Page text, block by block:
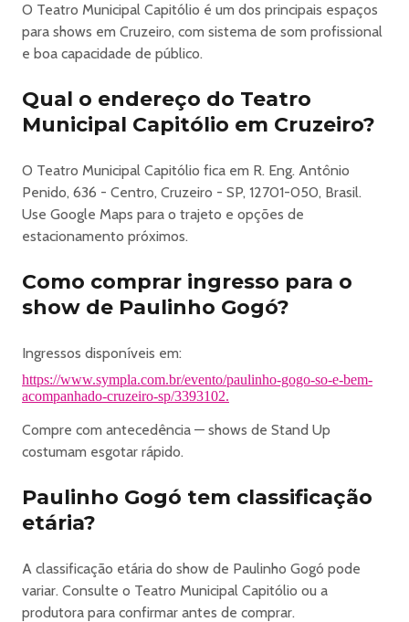
https://www.sympla.com.br/evento/paulinho-gogo-so-e-bem-
acompanhado-cruzeiro-sp/3393102
O Teatro Municipal Capitólio é um dos principais espaços
para shows em Cruzeiro, com sistema de som profissional
e boa capacidade de público.
Qual o endereço do Teatro
Municipal Capitólio em Cruzeiro?
O Teatro Municipal Capitólio fica em R. Eng. Antônio
Penido, 636 - Centro, Cruzeiro - SP, 12701-050, Brasil.
Use Google Maps para o trajeto e opções de
estacionamento próximos.
Como comprar ingresso para o
show de Paulinho Gogó?
Ingressos disponíveis em:
https://www.sympla.com.br/evento/paulinho-gogo-so-e-bem-
acompanhado-cruzeiro-sp/3393102.
Compre com antecedência — shows de Stand Up
costumam esgotar rápido.
Paulinho Gogó tem classificação
etária?
A classificação etária do show de Paulinho Gogó pode
variar. Consulte o Teatro Municipal Capitólio ou a
produtora para confirmar antes de comprar.